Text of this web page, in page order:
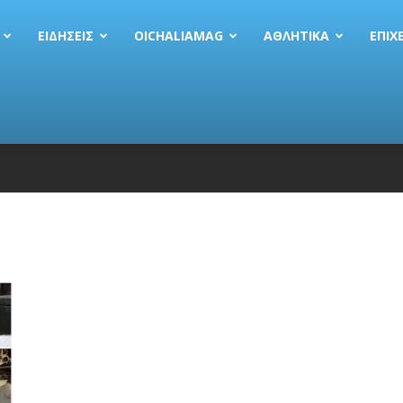
ΕΙΔΗΣΕΙΣ OICHALIAMAG ΑΘΛΗΤΙΚΆ